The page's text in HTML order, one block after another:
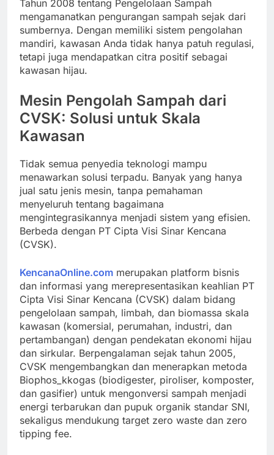
Tahun 2008 tentang Pengelolaan Sampah
mengamanatkan pengurangan sampah sejak dari
sumbernya. Dengan memiliki sistem pengolahan
mandiri, kawasan Anda tidak hanya patuh regulasi,
tetapi juga mendapatkan citra positif sebagai
kawasan hijau.
Mesin Pengolah Sampah dari
CVSK: Solusi untuk Skala
Kawasan
Tidak semua penyedia teknologi mampu
menawarkan solusi terpadu. Banyak yang hanya
jual satu jenis mesin, tanpa pemahaman
menyeluruh tentang bagaimana
mengintegrasikannya menjadi sistem yang efisien.
Berbeda dengan PT Cipta Visi Sinar Kencana
(CVSK).
KencanaOnline.com merupakan platform bisnis
dan informasi yang merepresentasikan keahlian PT
Cipta Visi Sinar Kencana (CVSK) dalam bidang
pengelolaan sampah, limbah, dan biomassa skala
kawasan (komersial, perumahan, industri, dan
pertambangan) dengan pendekatan ekonomi hijau
dan sirkular. Berpengalaman sejak tahun 2005,
CVSK mengembangkan dan menerapkan metoda
Biophos_kkogas (biodigester, piroliser, komposter,
dan gasifier) untuk mengonversi sampah menjadi
energi terbarukan dan pupuk organik standar SNI,
sekaligus mendukung target zero waste dan zero
tipping fee.